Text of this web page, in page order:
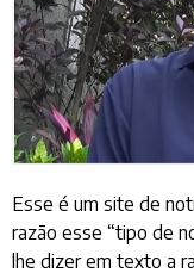
Esse é um site de
razão esse “tipo de
lhe dizer em texto a